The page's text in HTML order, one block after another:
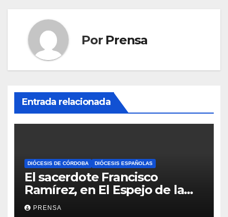
Por Prensa
Entrada relacionada
DIÓCESIS DE CÓRDOBA DIÓCESIS ESPAÑOLAS
El sacerdote Francisco
Ramírez, en El Espejo de la
Iglesia
PRENSA